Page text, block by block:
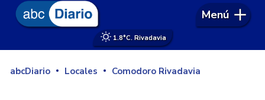
1.8°C. Rivadavia
Menú
abcDiario Locales Comodoro Rivadavia